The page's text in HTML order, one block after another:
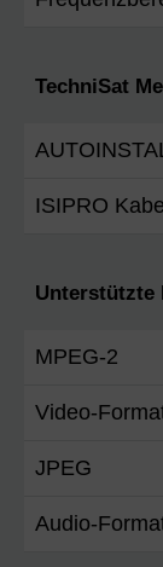
TechniSat
ISIPRO Kabel
Unterstützte
MPEG-2
Video-
JPEG
Audio-